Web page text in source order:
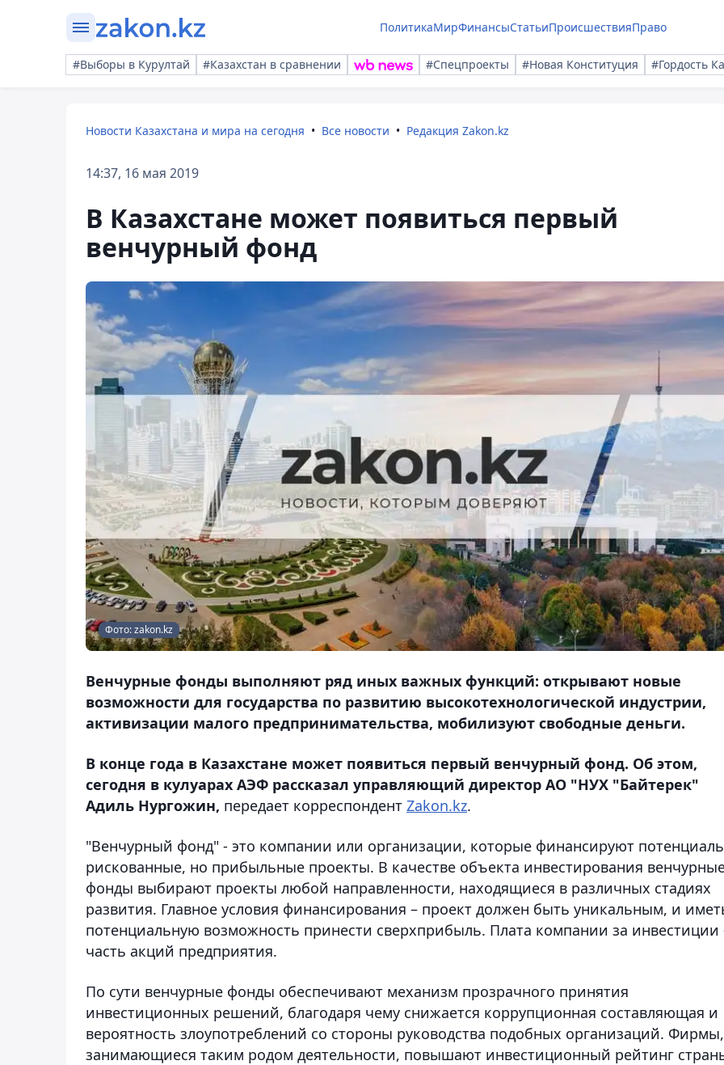
ПолитикаМирФинансыСтатьиПроисшествияПраво
#Выборы в Курултай #Казахстан в сравнении #Спецпроекты #Новая Конституция #Гордость
Новости Казахстана и мира на сегодня Все новости Редакция Zakon.kz
14:37, 16 мая 2019
В Казахстане может появиться первый
венчурный фонд
Фото: zakon.kz
Венчурные фонды выполняют ряд иных важных функций: открывают новые
возможности для государства по развитию высокотехнологической индустрии,
активизации малого предпринимательства, мобилизуют свободные деньги.
В конце года в Казахстане может появиться первый венчурный фонд. Об этом,
сегодня в кулуарах АЭФ рассказал управляющий директор АО "НУХ "Байтерек"
Адиль Нургожин, передает корреспондент Zakon.kz.
"Венчурный фонд" - это компании или организации, которые финансируют
рискованные, но прибыльные проекты. В качестве объекта инвестирования
фонды выбирают проекты любой направленности, находящиеся в различных стадиях
развития. Главное условия финансирования – проект должен быть уникальным, и
потенциальную возможность принести сверхприбыль. Плата компании за инвестиции
часть акций предприятия.
По сути венчурные фонды обеспечивают механизм прозрачного принятия
инвестиционных решений, благодаря чему снижается коррупционная составляющая и
вероятность злоупотреблений со стороны руководства подобных организаций. Фирмы,
занимающиеся таким родом деятельности, повышают инвестиционный рейтинг